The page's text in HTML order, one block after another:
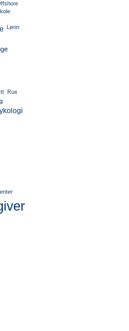
Lønn
Rus